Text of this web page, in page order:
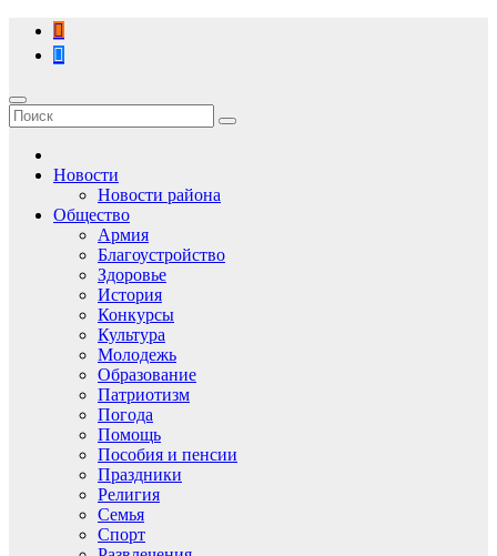
Перейти
содержимому
Новости
Новости района
Общество
Армия
Благоустройство
Здоровье
История
Конкурсы
Культура
Молодежь
Образование
Патриотизм
Погода
Помощь
Пособия и пенсии
Праздники
Религия
Семья
Спорт